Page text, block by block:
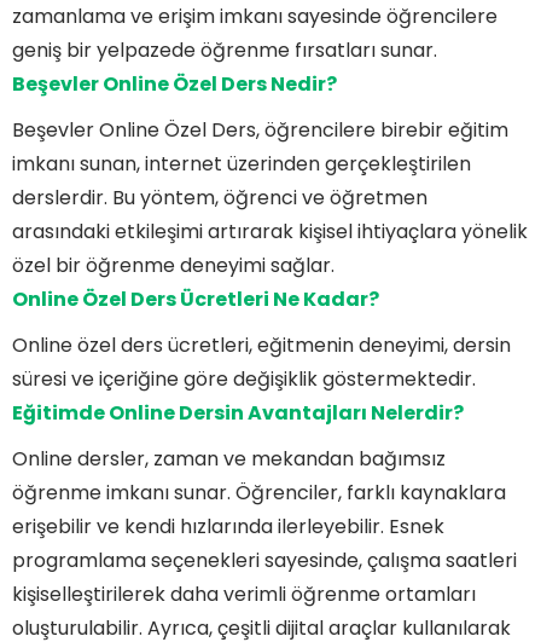
zamanlama ve erişim imkanı sayesinde öğrencilere
geniş bir yelpazede öğrenme fırsatları sunar.
Beşevler Online Özel Ders Nedir?
Beşevler Online Özel Ders, öğrencilere birebir eğitim
imkanı sunan, internet üzerinden gerçekleştirilen
derslerdir. Bu yöntem, öğrenci ve öğretmen
arasındaki etkileşimi artırarak kişisel ihtiyaçlara yönelik
özel bir öğrenme deneyimi sağlar.
Online Özel Ders Ücretleri Ne Kadar?
Online özel ders ücretleri, eğitmenin deneyimi, dersin
süresi ve içeriğine göre değişiklik göstermektedir.
Eğitimde Online Dersin Avantajları Nelerdir?
Online dersler, zaman ve mekandan bağımsız
öğrenme imkanı sunar. Öğrenciler, farklı kaynaklara
erişebilir ve kendi hızlarında ilerleyebilir. Esnek
programlama seçenekleri sayesinde, çalışma saatleri
kişiselleştirilerek daha verimli öğrenme ortamları
oluşturulabilir. Ayrıca, çeşitli dijital araçlar kullanılarak